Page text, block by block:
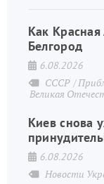
Как
Белгород
6.08.2026
СССР
Великая
Киев снова
6.08.2026
Новости